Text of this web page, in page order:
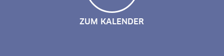
ZUM KALENDER